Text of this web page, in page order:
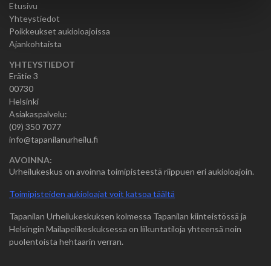
Etusivu
Yhteystiedot
Poikkeukset aukioloajoissa
Ajankohtaista
YHTEYSTIEDOT
Erätie 3
00730
Helsinki
Asiakaspalvelu:
(09) 350 7077
info@tapanilanurheilu.fi
AVOINNA:
Urheilukeskus on avoinna toimipisteestä riippuen eri aukioloajoin.
Toimipisteiden aukioloajat voit katsoa täältä
Tapanilan Urheilukeskuksen kolmessa Tapanilan kiinteistössä ja
Helsingin Mailapelikeskuksessa on liikuntatiloja yhteensä noin
puolentoista hehtaarin verran.